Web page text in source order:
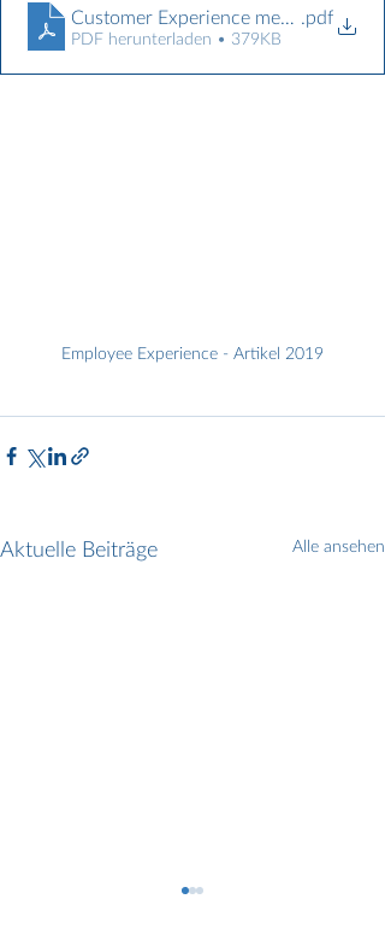
Customer Experience meets .pdf
PDF herunterladen • 379KB
Employee Experience - Artikel 2019
Aktuelle Beiträge Alle ansehen